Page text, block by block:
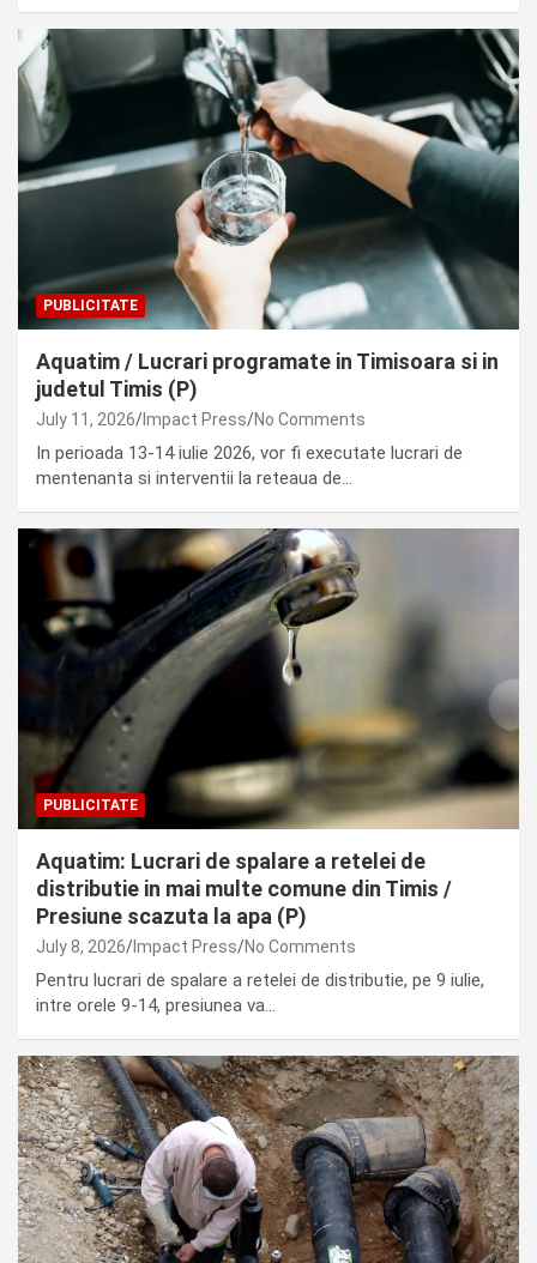
PUBLICITATE
Aquatim / Lucrari programate in Timisoara si in
judetul Timis (P)
July 11, 2026 Impact Press No Comments
In perioada 13-14 iulie 2026, vor fi executate lucrari de
mentenanta si interventii la reteaua de…
PUBLICITATE
Aquatim: Lucrari de spalare a retelei de
distributie in mai multe comune din Timis /
Presiune scazuta la apa (P)
July 8, 2026 Impact Press No Comments
Pentru lucrari de spalare a retelei de distributie, pe 9 iulie,
intre orele 9-14, presiunea va…